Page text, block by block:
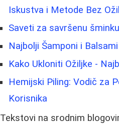
Iskustva i Metode Bez
Saveti za savršenu šminku
Najbolji Šamponi i
Kako Ukloniti Ožiljke -
Hemijski Piling: Vodič za
Korisnika
Tekstovi na srodnim